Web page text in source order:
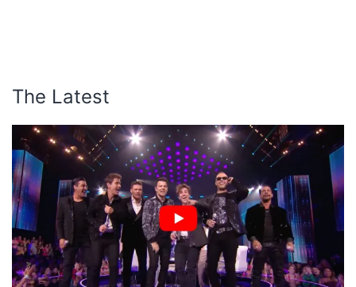
The Latest